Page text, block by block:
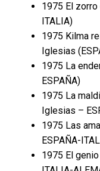
1975 El zorro
ITALIA)
1975 Kilma
Iglesias
1975 La
ESPAÑA)
1975 La
Iglesias –
1975 Las
ESPAÑA-
1975 El